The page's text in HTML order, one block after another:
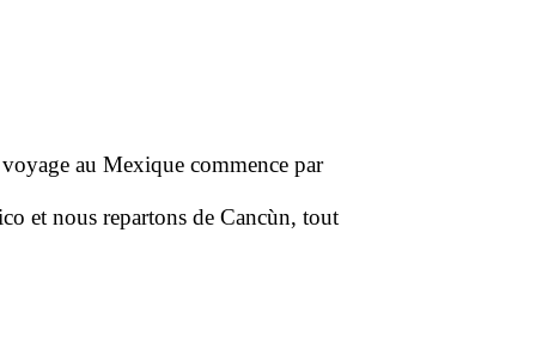
au Mexique commence par
et nous repartons de Cancùn, tout